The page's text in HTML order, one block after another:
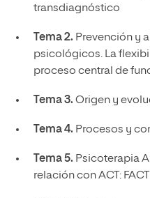
transdiagnóstico
Tema 2. Prevención y
psicológicos. La
proceso central de
Tema 3. Origen y
Tema 4. Procesos y
Tema 5. Psicoterapia
relación con ACT: FACT